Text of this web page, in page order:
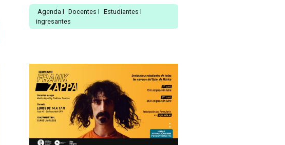
Agenda I Docentes I Estudiantes I
ingresantes